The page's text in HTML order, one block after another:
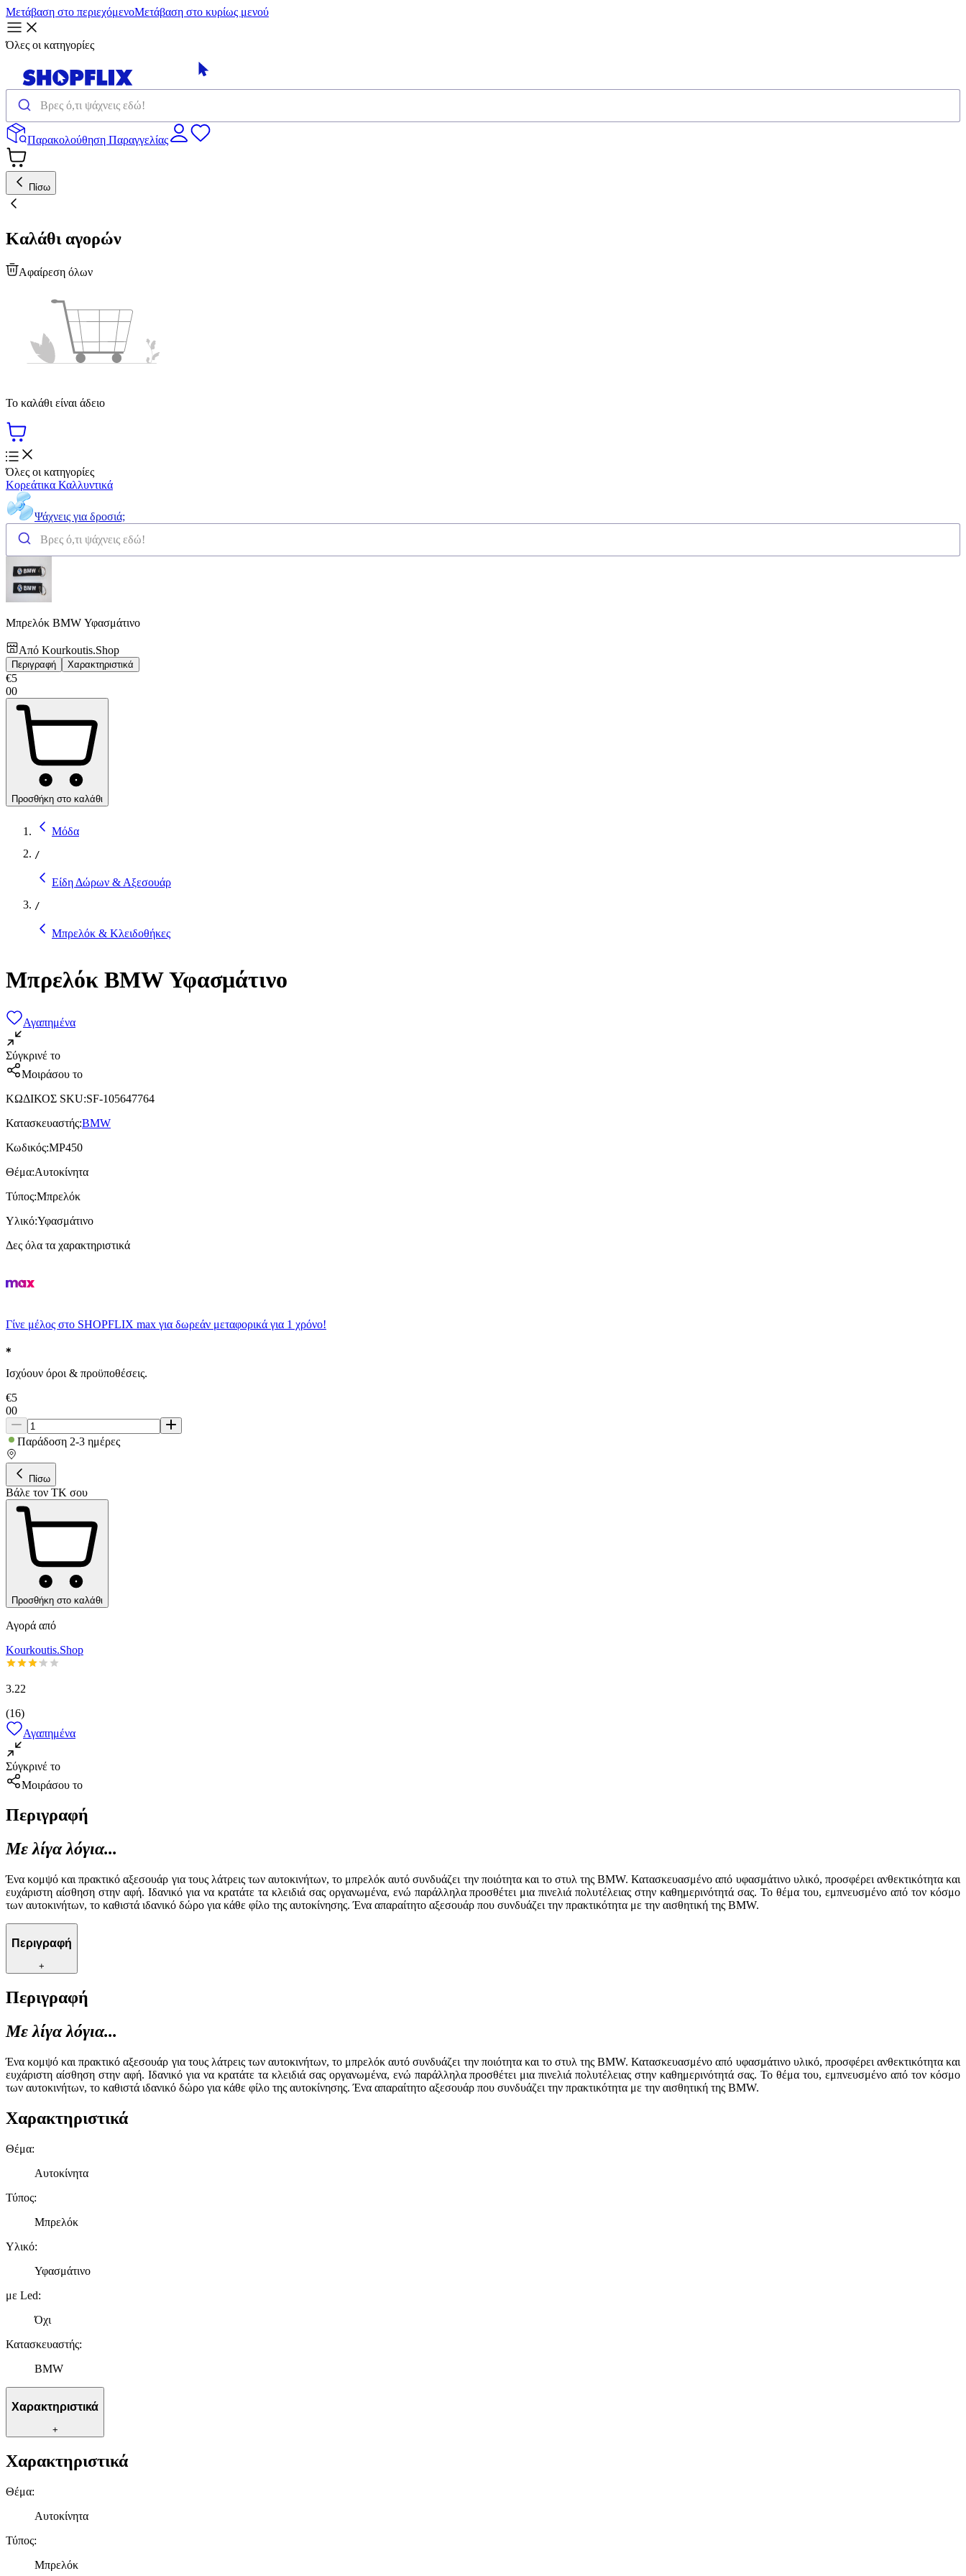
Μετάβαση στο περιεχόμενοΜετάβαση στο κυρίως μενού
Όλες οι κατηγορίες
Παρακολούθηση Παραγγελίας
Πίσω
Καλάθι αγορών
Αφαίρεση όλων
Το καλάθι είναι άδειο
Όλες οι κατηγορίες
Κορεάτικα Καλλυντικά
Ψάχνεις για δροσιά;
Μπρελόκ BMW Υφασμάτινο
Από Kourkoutis.Shop
Περιγραφή Χαρακτηριστικά
€5
00
Προσθήκη στο καλάθι
Μόδα
/
Είδη Δώρων & Αξεσουάρ
/
Μπρελόκ & Κλειδοθήκες
Μπρελόκ BMW Υφασμάτινο
Αγαπημένα
Σύγκρινέ το
Μοιράσου το
ΚΩΔΙΚΟΣ SKU:SF-105647764
Κατασκευαστής:BMW
Κωδικός:MP450
Θέμα:Αυτοκίνητα
Τύπος:Μπρελόκ
Υλικό:Υφασμάτινο
Δες όλα τα χαρακτηριστικά
Γίνε μέλος στο SHOPFLIX max για δωρεάν μεταφορικά για 1 χρόνο!
Ισχύουν όροι & προϋποθέσεις.
€5
00
Παράδοση 2-3 ημέρες
Πίσω
Βάλε τον ΤΚ σου
Προσθήκη στο καλάθι
Αγορά από
Kourkoutis.Shop
3.22
(16)
Αγαπημένα
Σύγκρινέ το
Μοιράσου το
Περιγραφή
Με λίγα λόγια...
Ένα κομψό και πρακτικό αξεσουάρ για τους λάτρεις των αυτοκινήτων, το μπρελόκ αυτό συνδυάζει την ποιότητα και το στυλ της BMW. Κατασκευασμένο από υφασμάτινο υλικό, προσφέρει ανθεκτικότητα και
ευχάριστη αίσθηση στην αφή. Ιδανικό για να κρατάτε τα κλειδιά σας οργανωμένα, ενώ παράλληλα προσθέτει μια πινελιά πολυτέλειας στην καθημερινότητά σας. Το θέμα του, εμπνευσμένο από τον κόσμο
των αυτοκινήτων, το καθιστά ιδανικό δώρο για κάθε φίλο της αυτοκίνησης. Ένα απαραίτητο αξεσουάρ που συνδυάζει την πρακτικότητα με την αισθητική της BMW.
Περιγραφή
+
Περιγραφή
Με λίγα λόγια...
Ένα κομψό και πρακτικό αξεσουάρ για τους λάτρεις των αυτοκινήτων, το μπρελόκ αυτό συνδυάζει την ποιότητα και το στυλ της BMW. Κατασκευασμένο από υφασμάτινο υλικό, προσφέρει ανθεκτικότητα και
ευχάριστη αίσθηση στην αφή. Ιδανικό για να κρατάτε τα κλειδιά σας οργανωμένα, ενώ παράλληλα προσθέτει μια πινελιά πολυτέλειας στην καθημερινότητά σας. Το θέμα του, εμπνευσμένο από τον κόσμο
των αυτοκινήτων, το καθιστά ιδανικό δώρο για κάθε φίλο της αυτοκίνησης. Ένα απαραίτητο αξεσουάρ που συνδυάζει την πρακτικότητα με την αισθητική της BMW.
Χαρακτηριστικά
Θέμα:
Αυτοκίνητα
Τύπος:
Μπρελόκ
Υλικό:
Υφασμάτινο
με Led:
Όχι
Κατασκευαστής:
BMW
Χαρακτηριστικά
+
Χαρακτηριστικά
Θέμα:
Αυτοκίνητα
Τύπος:
Μπρελόκ